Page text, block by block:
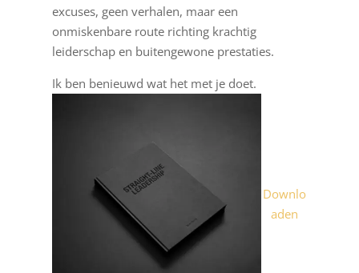
excuses, geen verhalen, maar een
onmiskenbare route richting krachtig
leiderschap en buitengewone prestaties.
Ik ben benieuwd wat het met je doet.
Downlo
aden